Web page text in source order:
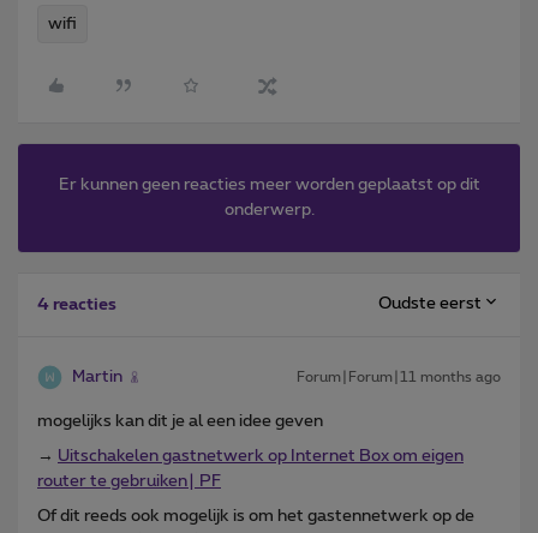
wifi
Er kunnen geen reacties meer worden geplaatst op dit
onderwerp.
4 reacties Oudste eerst
Martin Forum|Forum|11 months ago
mogelijks kan dit je al een idee geven
→ Uitschakelen gastnetwerk op Internet Box om eigen
router te gebruiken| PF
Of dit reeds ook mogelijk is om het gastennetwerk op de